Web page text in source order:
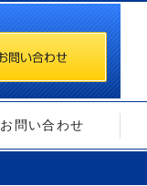
お問い合わせ